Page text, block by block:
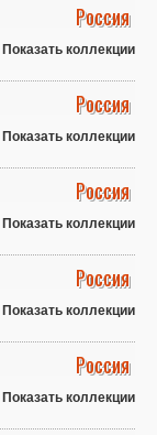
Россия
Показать коллекции
Россия
Показать коллекции
Россия
Показать коллекции
Россия
Показать коллекции
Россия
Показать коллекции